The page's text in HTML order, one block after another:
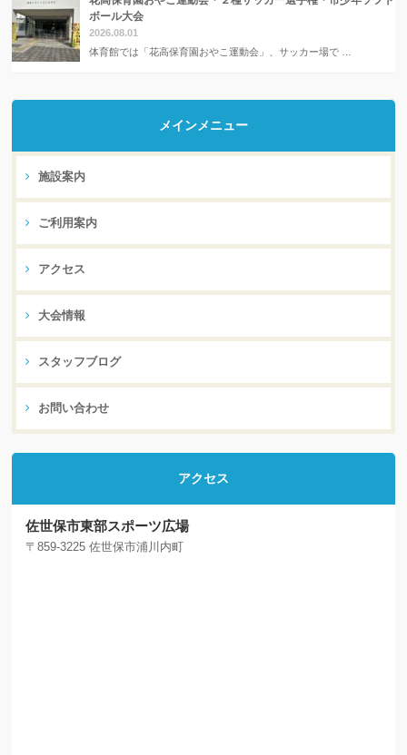
ボール大会
2026.08.01
体育館では「花高保育園おやこ運動会」、サッカー場で …
メインメニュー
施設案内
ご利用案内
アクセス
大会情報
スタッフブログ
お問い合わせ
アクセス
佐世保市東部スポーツ広場
〒859-3225 佐世保市浦川内町